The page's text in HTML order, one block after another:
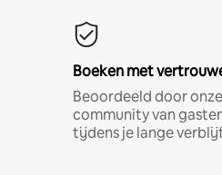
Boeken met
Beoordeeld door
community van
tijdens je lange